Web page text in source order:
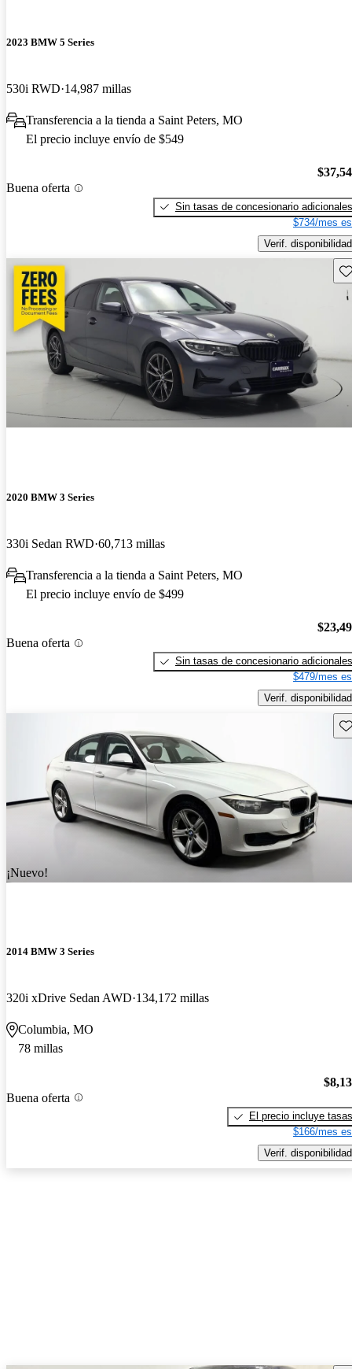
2023 BMW 5 Series
530i RWD 14,987 millas
Transferencia a la tienda a Saint Peters, MO
El precio incluye envío de $549
Buena oferta
Sin tasas de concesionario adicionales
$734/mes
Verif. disponibilidad
2020 BMW 3 Series
330i Sedan RWD 60,713 millas
Transferencia a la tienda a Saint Peters, MO
El precio incluye envío de $499
Buena oferta
Sin tasas de concesionario adicionales
$479/mes
Verif. disponibilidad
¡Nuevo!
2014 BMW 3 Series
320i xDrive Sedan AWD 134,172 millas
Columbia, MO
78 millas
Buena oferta
El precio incluye tasas
$166/mes
Verif. disponibilidad